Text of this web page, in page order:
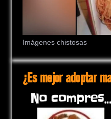
Imágenes chistosas
¿Es mejor adoptar